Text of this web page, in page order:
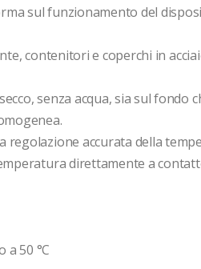
sul funzionamento del
contenitori e coperchi in
senza acqua, sia sul fondo
regolazione accurata della
direttamente a
a 50 °C